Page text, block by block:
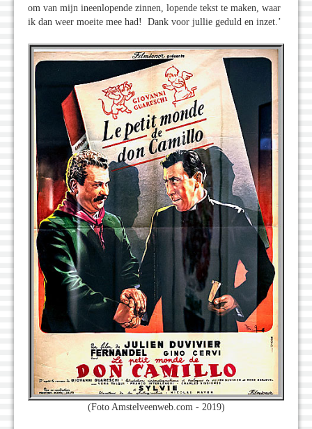
om van mijn ineenlopende zinnen, lopende tekst te maken, waar
ik dan weer moeite mee had! Dank voor jullie geduld en inzet.’
(Foto Amstelveenweb.com - 2019)